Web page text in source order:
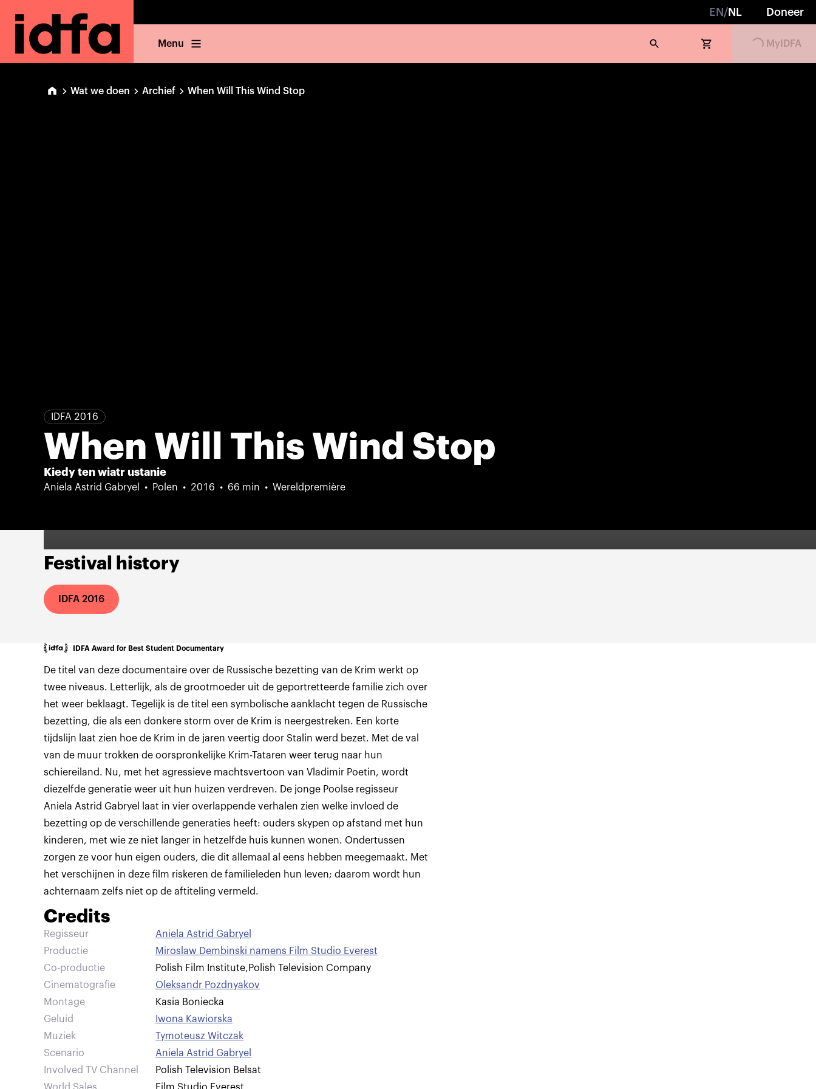
EN /NL Doneer
Menu Loading...MyIDFA
Wat we doen Archief When Will This Wind Stop
IDFA 2016
When Will This Wind Stop
Kiedy ten wiatr ustanie
Aniela Astrid Gabryel Polen 2016 66 min Wereldpremière
Festival history
IDFA 2016
IDFA Award for Best Student Documentary
De titel van deze documentaire over de Russische bezetting van de Krim werkt op
twee niveaus. Letterlijk, als de grootmoeder uit de geportretteerde familie zich over
het weer beklaagt. Tegelijk is de titel een symbolische aanklacht tegen de Russische
bezetting, die als een donkere storm over de Krim is neergestreken. Een korte
tijdslijn laat zien hoe de Krim in de jaren veertig door Stalin werd bezet. Met de val
van de muur trokken de oorspronkelijke Krim-Tataren weer terug naar hun
schiereiland. Nu, met het agressieve machtsvertoon van Vladimir Poetin, wordt
diezelfde generatie weer uit hun huizen verdreven. De jonge Poolse regisseur
Aniela Astrid Gabryel laat in vier overlappende verhalen zien welke invloed de
bezetting op de verschillende generaties heeft: ouders skypen op afstand met hun
kinderen, met wie ze niet langer in hetzelfde huis kunnen wonen. Ondertussen
zorgen ze voor hun eigen ouders, die dit allemaal al eens hebben meegemaakt. Met
het verschijnen in deze film riskeren de familieleden hun leven; daarom wordt hun
achternaam zelfs niet op de aftiteling vermeld.
Credits
Regisseur
Aniela Astrid Gabryel
Productie
Miroslaw Dembinski namens Film Studio Everest
Co-productie
Polish Film Institute,Polish Television Company
Cinematografie
Oleksandr Pozdnyakov
Montage
Kasia Boniecka
Geluid
Iwona Kawiorska
Muziek
Tymoteusz Witczak
Scenario
Aniela Astrid Gabryel
Involved TV Channel
Polish Television Belsat
World Sales
Film Studio Everest